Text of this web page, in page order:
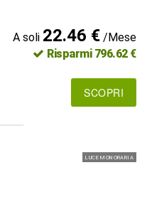
A soli 22.46 €/Mese
Risparmi 796.62 €
SCOPRI
LUCE MONORARIA